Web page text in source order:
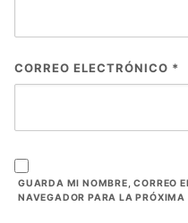
CORREO ELECTRÓNICO *
GUARDA MI NOMBRE, CORREO
NAVEGADOR PARA LA PRÓXIMA